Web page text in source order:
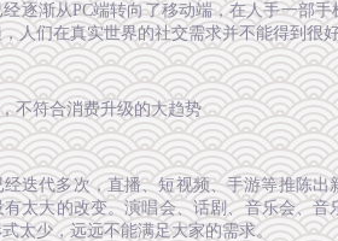
逐渐从PC端转向了移动端，在人手一部
人们在真实世界的社交需求并不能得到很
不符合消费升级的大趋势
迭代多次，直播、短视频、手游等推陈
太大的改变。演唱会、话剧、音乐会、
太少，远远不能满足大家的需求。